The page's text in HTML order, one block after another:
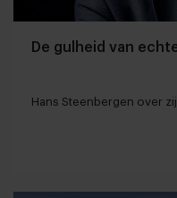
De gulheid van
Hans Steenbergen over